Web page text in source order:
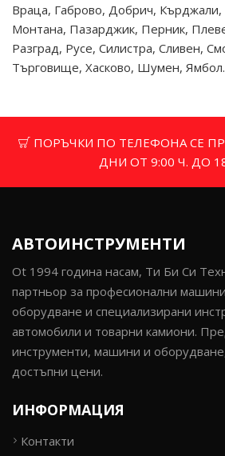
Враца, Габрово, Добрич,
Монтана, Пазарджик, Перник,
Разград, Русе, Силистра, Сливен,
Търговище, Хасково, Шумен, Ямбол.
ПОРЪЧКИ ПО ТЕЛЕФОНА СЕ
ДНИ ОТ 9:00 Ч. ДО
АВТОИНСТРУМЕНТИ
Ot 1994 година насам, Ти Би Си
партньор за професионални
оборудване и специализирани
автомобили и товарни камиони.
инструменти, машини и
достъпни цени.
ИНФОРМАЦИЯ
Контакти